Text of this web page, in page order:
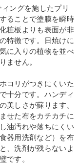
ングを施したプリ
ることで塗膜を瞬時
粧板よりも表面が非
特徴です。日焼けに
に入りの植物を並べ
ません。
コリがつきにくいた
十分です。ハンディ
美しさが蘇ります。
せた布をカチカチに
油汚れや落ちにくい
器用洗剤など）を布
、洗剤が残らないよ
です。